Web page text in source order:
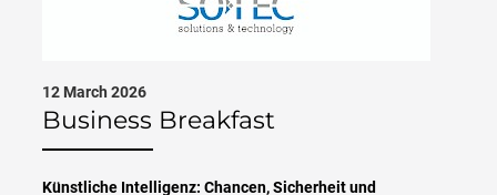
12 March 2026
Business Breakfast
Künstliche Intelligenz: Chancen, Sicherheit und